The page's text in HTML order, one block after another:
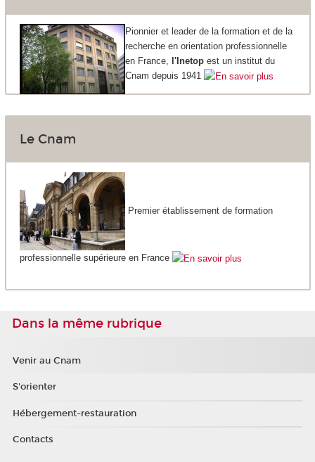
Pionnier et leader de la formation et de la
recherche en orientation professionnelle
en France, l'Inetopest un institut du
Cnam depuis 1941
Le Cnam
Premier établissement de formation
professionnelle supérieure en France
Dans la même rubrique
Venir au Cnam
S'orienter
Hébergement-restauration
Contacts